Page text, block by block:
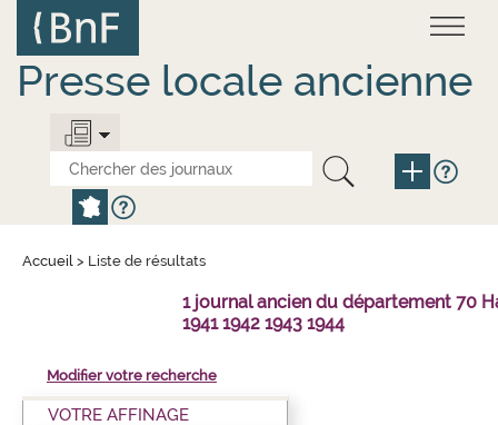
contenu
principal
Presse locale ancienne
Accueil > Liste de résultats
1 journal ancien du département 70
1941 1942 1943 1944
Modifier votre recherche
VOTRE AFFINAGE
Panneau de gestion des cookies